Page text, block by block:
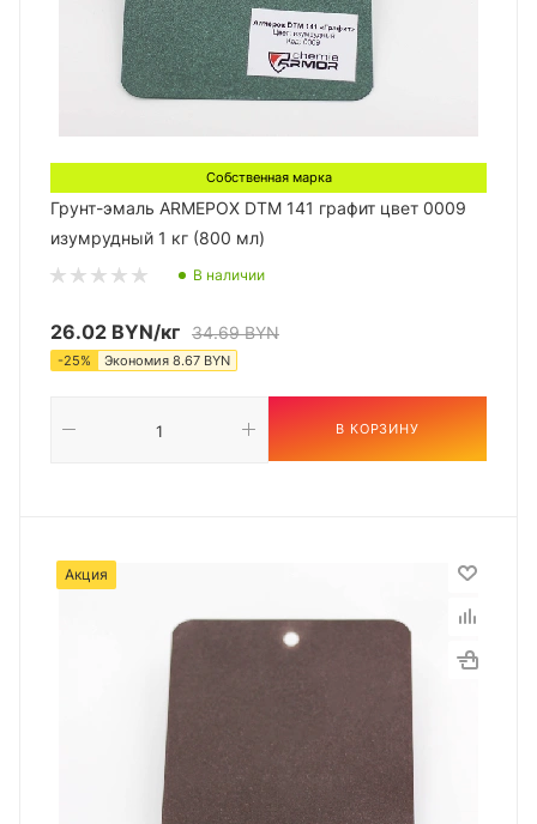
Собственная марка
Грунт-эмаль ARMEPOX DTM 141 графит цвет 0009
изумрудный 1 кг (800 мл)
В наличии
26.02 BYN/кг 34.69BYN
-25% Экономия 8.67 BYN
В КОРЗИНУ
Акция